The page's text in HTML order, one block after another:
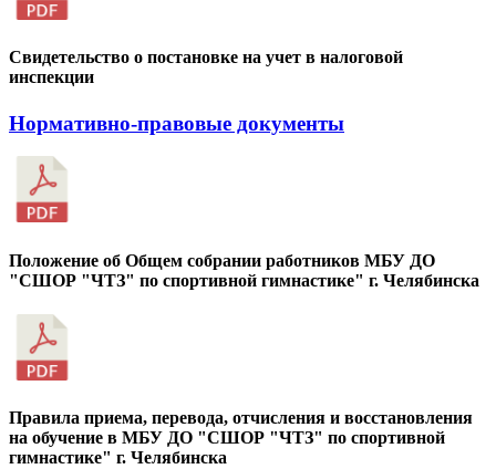
Свидетельство о постановке на учет в налоговой
инспекции
Нормативно-правовые документы
Положение об Общем собрании работников МБУ ДО
"СШОР "ЧТЗ" по спортивной гимнастике" г. Челябинска
Правила приема, перевода, отчисления и восстановления
на обучение в МБУ ДО "СШОР "ЧТЗ" по спортивной
гимнастике" г. Челябинска